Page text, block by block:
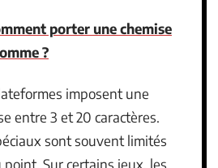
porter une chemise
?
imposent une
entre 3 et 20 caractères.
sont souvent limités
Sur certains jeux, les